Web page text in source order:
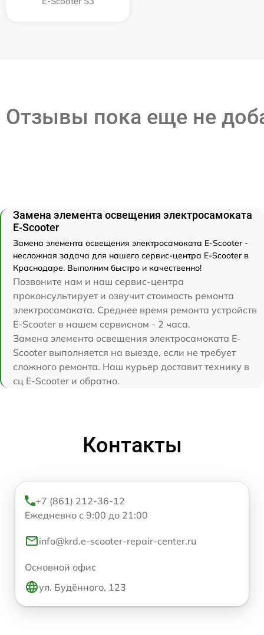
Отзывы пока еще не
Замена элемента освещения электросамоката
E-Scooter
Замена элемента освещения электросамоката E-Scooter -
несложная задача для нашего сервис-центра E-Scooter в
Краснодаре. Выполним быстро и качественно!
Позвоните нам и наш сервис-центра
проконсультирует и озвучит стоимость ремонта
электросамоката. Среднее время ремонта устройств
E-Scooter в нашем сервисном - 2 часа.
Замена элемента освещения электросамоката E-
Scooter выполняется на выезде, если не требует
сложного ремонта. Наш курьер доставит технику в
сц E-Scooter и обратно.
Контакты
+7 (861) 212-36-12
Ежедневно с 9:00 до 21:00
info@krd.e-scooter-repair-center.ru
Основной офис
ул. Будённого, 123